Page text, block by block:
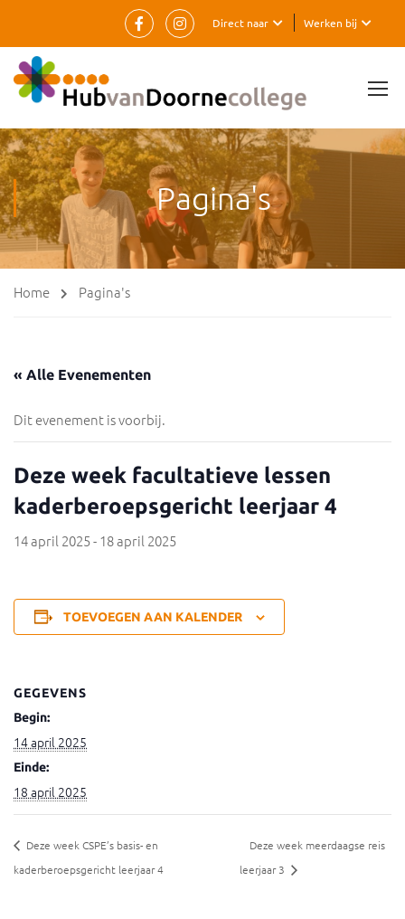
Werken bij
Direct naar
Pagina's
Home Pagina's
« Alle Evenementen
Dit evenement is voorbij.
Deze week facultatieve lessen
kaderberoepsgericht leerjaar 4
14 april 2025-18 april 2025
TOEVOEGEN AAN KALENDER
GEGEVENS
Begin:
14 april 2025
Einde:
18 april 2025
Deze week CSPE’s basis- en
kaderberoepsgericht leerjaar 4
Deze week meerdaagse reis
leerjaar 3